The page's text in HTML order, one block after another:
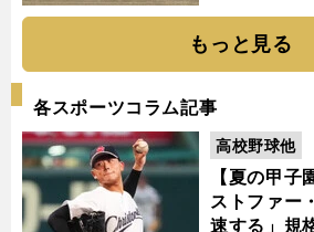
もっと見る
各スポーツコラム記事
【夏の甲
ストファー
速する」規
高校野球他